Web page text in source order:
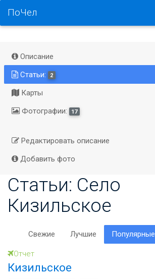
ПоЧел
Описание
Статьи:
2
Карты
Фотографии:
17
Редактировать описание
Добавить фото
Статьи: Село
Кизильское
Свежие Лучшие Популярные
Отчет
Кизильское